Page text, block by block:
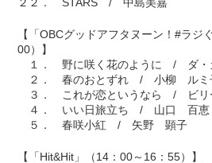
２２． STARS / 中島美嘉
【「OBCグッドアフタヌーン！#ラジ
00）】
１． 野に咲く花のように / ダ・
２． 春のおとずれ / 小柳 ルミ
３． これが恋というなら / ビリ
４． いい日旅立ち / 山口 百恵
５． 春咲小紅 / 矢野 顕子
【「Hit&Hit」（14：00～16：55）】